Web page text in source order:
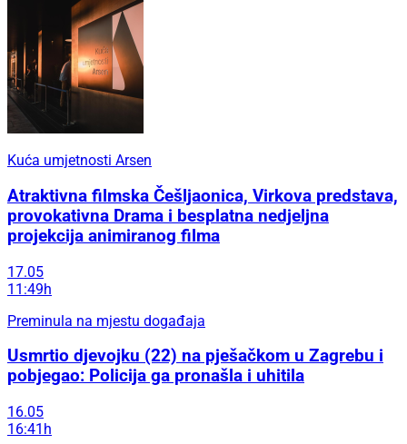
Kuća umjetnosti Arsen
Atraktivna filmska Češljaonica, Virkova predstava,
provokativna Drama i besplatna nedjeljna
projekcija animiranog filma
17.05
11:49h
Preminula na mjestu događaja
Usmrtio djevojku (22) na pješačkom u Zagrebu i
pobjegao: Policija ga pronašla i uhitila
16.05
16:41h